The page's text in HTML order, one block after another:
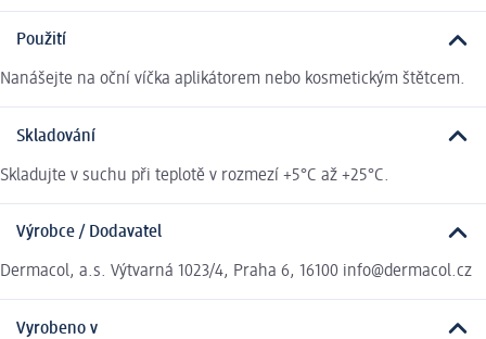
Použití
Nanášejte na oční víčka aplikátorem nebo kosmetickým štětcem.
Skladování
Skladujte v suchu při teplotě v rozmezí +5°C až +25°C.
Výrobce / Dodavatel
Dermacol, a.s. Výtvarná 1023/4, Praha 6, 16100 info@dermacol.cz
Vyrobeno v